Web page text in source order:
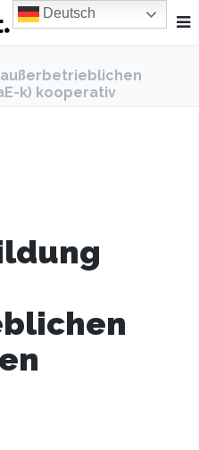
k) kooperativ
Deutsch